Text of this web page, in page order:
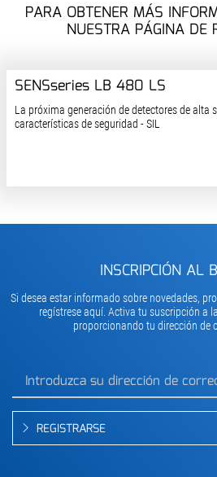
PARA OBTENER MÁS
NUESTRA PÁGINA DE
SENSseries LB 480 LS
La próxima generación de detectores de alta
características de seguridad - SIL
INSCRIPCIÓN AL
Si desea estar informado sobre novedades,
regístrese aquí. Activa tu suscripción a
proporcionando tu dirección de
REGISTRARSE